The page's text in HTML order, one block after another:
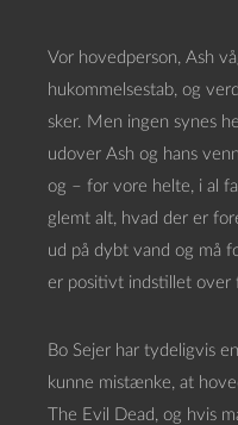
Vor hovedperson, Ash
hukommelsestab, og
sker. Men ingen synes
udover Ash og hans
og – for vore helte, i al
glemt alt, hvad der er
ud på dybt vand og må
er positivt indstillet over
Bo Sejer har tydeligvis
kunne mistænke, at
The Evil Dead, og hvis